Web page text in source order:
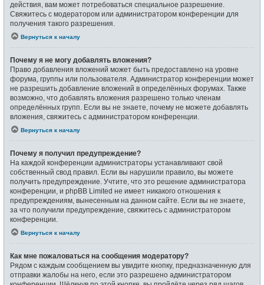
действия, вам может потребоваться специальное разрешение.
Свяжитесь с модератором или администратором конференции для
получения такого разрешения.
Вернуться к началу
Почему я не могу добавлять вложения?
Право добавления вложений может быть предоставлено на уровне
форума, группы или пользователя. Администратор конференции может
не разрешить добавление вложений в определённых форумах. Также
возможно, что добавлять вложения разрешено только членам
определённых групп. Если вы не знаете, почему не можете добавлять
вложения, свяжитесь с администратором конференции.
Вернуться к началу
Почему я получил предупреждение?
На каждой конференции администраторы устанавливают свой
собственный свод правил. Если вы нарушили правило, вы можете
получить предупреждение. Учтите, что это решение администратора
конференции, и phpBB Limited не имеет никакого отношения к
предупреждениям, вынесенным на данном сайте. Если вы не знаете,
за что получили предупреждение, свяжитесь с администратором
конференции.
Вернуться к началу
Как мне пожаловаться на сообщения модератору?
Рядом с каждым сообщением вы увидите кнопку, предназначенную для
отправки жалобы на него, если это разрешено администратором